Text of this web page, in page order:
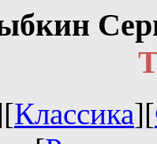
Классика][